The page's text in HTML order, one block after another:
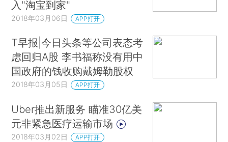
入"淘宝到家"
2018年03月06日 APP打开
T早报|今日头条等公司表态考
虑回归A股 李书福称没有用中
国政府的钱收购戴姆勒股权
2018年03月05日 APP打开
Uber推出新服务 瞄准30亿美
元非紧急医疗运输市场
2018年03月02日 APP打开